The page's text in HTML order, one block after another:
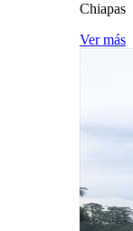
Chiapas
Ver más